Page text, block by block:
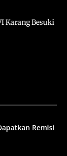
Karang Besuki
Remisi